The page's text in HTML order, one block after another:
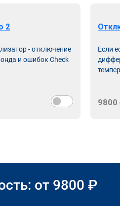
2
- отключение
и ошибок Check
Если
9800
от 9800 ₽